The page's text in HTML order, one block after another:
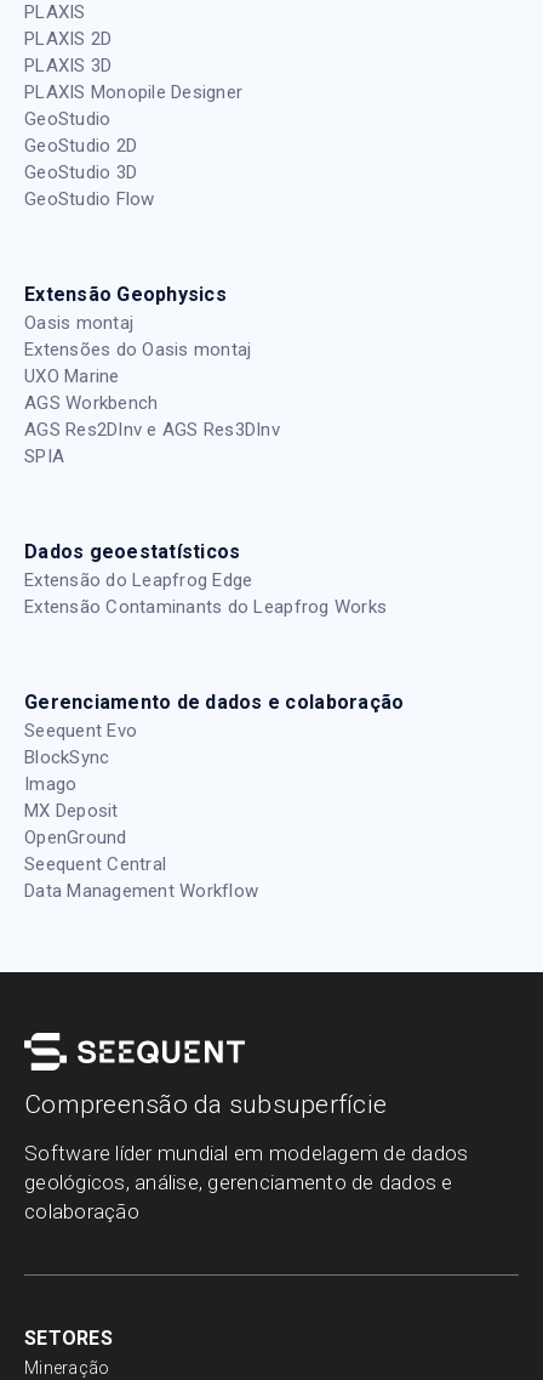
PLAXIS
PLAXIS 2D
PLAXIS 3D
PLAXIS Monopile Designer
GeoStudio
GeoStudio 2D
GeoStudio 3D
GeoStudio Flow
Extensão Geophysics
Oasis montaj
Extensões do Oasis montaj
UXO Marine
AGS Workbench
AGS Res2DInv e AGS Res3DInv
SPIA
Dados geoestatísticos
Extensão do Leapfrog Edge
Extensão Contaminants do Leapfrog Works
Gerenciamento de dados e colaboração
Seequent Evo
BlockSync
Imago
MX Deposit
OpenGround
Seequent Central
Data Management Workflow
Compreensão da subsuperfície
Software líder mundial em modelagem de dados
geológicos, análise, gerenciamento de dados e
colaboração
SETORES
Mineração